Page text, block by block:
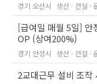
경기 오산시 생산 · 건설 ·
[급여일 매월 5일] 안
OP (상여200%)
경기 안성시 생산 · 건설 ·
2교대근무 설비 조